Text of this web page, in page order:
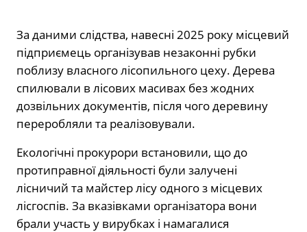
За даними слідства, навесні 2025 року місцевий
підприємець організував незаконні рубки
поблизу власного лісопильного цеху. Дерева
спилювали в лісових масивах без жодних
дозвільних документів, після чого деревину
переробляли та реалізовували.
Екологічні прокурори встановили, що до
протиправної діяльності були залучені
лісничий та майстер лісу одного з місцевих
лісгоспів. За вказівками організатора вони
брали участь у вирубках і намагалися